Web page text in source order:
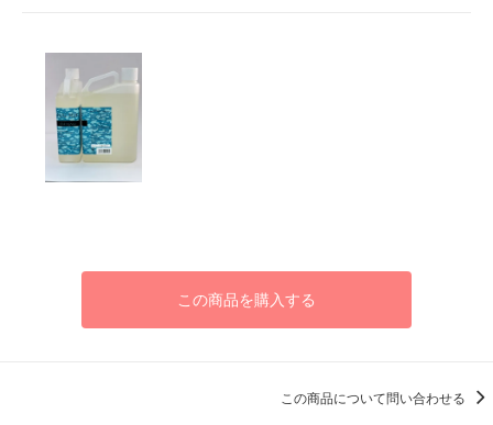
この商品を購入する
この商品について問い合わせる